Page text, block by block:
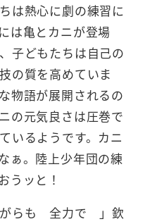
は熱心に劇の練習に
は亀とカニが登場
子どもたちは自己の
の質を高めていま
物語が展開されるの
の元気良さは圧巻で
いるようです。カニ
ぁ。陸上少年団の練
うッと！
らも 全力で 」欽